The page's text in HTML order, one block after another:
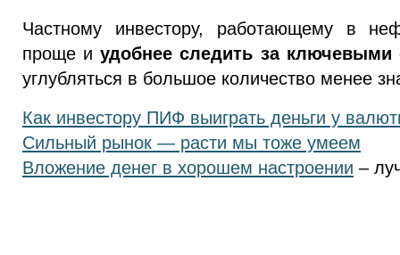
Частному инвестору, работающему в
проще иудобнее следить за ключевыми
углубляться в большое количество менее
Как инвестору ПИФ выиграть деньги у
Сильный рынок — расти мы тоже умеем
Вложение денег в хорошем настроении –